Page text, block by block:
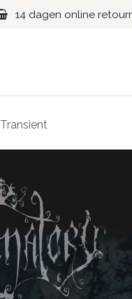
14 dagen online
Transient